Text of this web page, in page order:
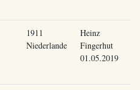
1911
Niederlande
Heinz
Fingerhut
01.05.2019